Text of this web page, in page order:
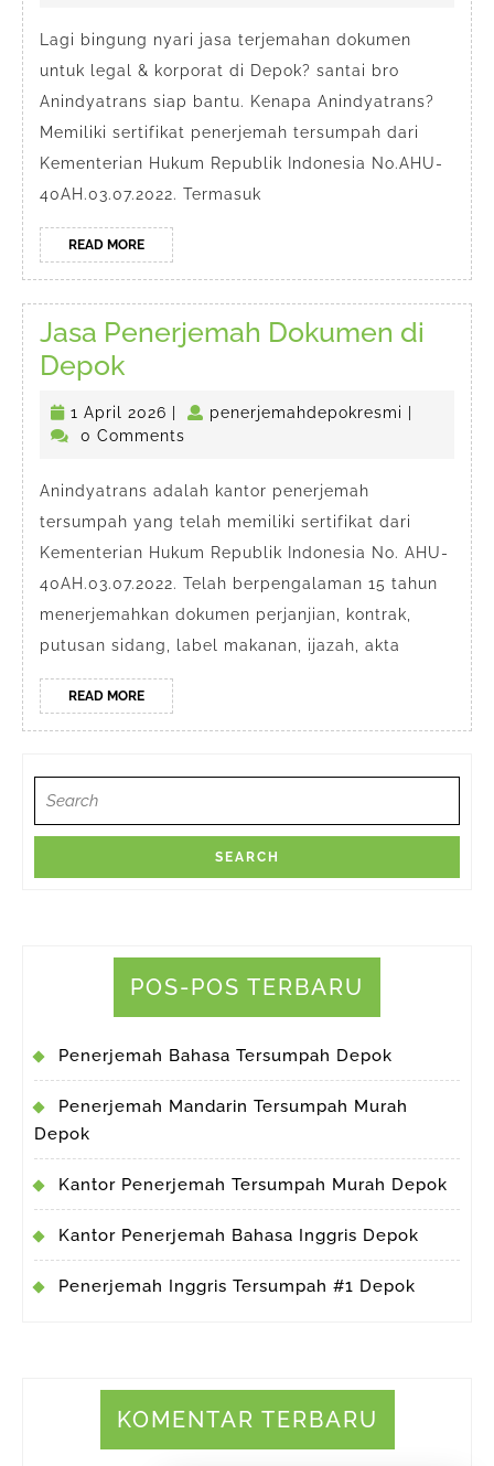
Korporat
di
Depok
Lagi bingung nyari jasa terjemahan dokumen
untuk legal & korporat di Depok? santai bro
Anindyatrans siap bantu. Kenapa Anindyatrans?
Memiliki sertifikat penerjemah tersumpah dari
Kementerian Hukum Republik Indonesia No.AHU-
40AH.03.07.2022. Termasuk
READ MOREREAD
MORE
Jasa Penerjemah Dokumen di
DepokJasa
Penerjemah
Dokumen
Depok
1 April 2026
April
penerjemahdepokresmi
0 Comments
Anindyatrans adalah kantor penerjemah
tersumpah yang telah memiliki sertifikat dari
Kementerian Hukum Republik Indonesia No. AHU-
40AH.03.07.2022. Telah berpengalaman 15 tahun
menerjemahkan dokumen perjanjian, kontrak,
putusan sidang, label makanan, ijazah, akta
READ MOREREAD
MORE
for:
POS-POS TERBARU
Penerjemah Bahasa Tersumpah Depok
Penerjemah Mandarin Tersumpah Murah
Depok
Kantor Penerjemah Tersumpah Murah Depok
Kantor Penerjemah Bahasa Inggris Depok
Penerjemah Inggris Tersumpah #1 Depok
KOMENTAR TERBARU